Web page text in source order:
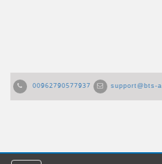
00962790577937 support@bts-